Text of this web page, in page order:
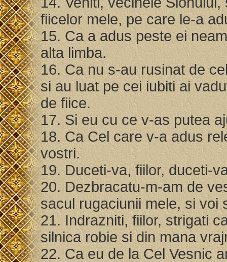
fiicelor mele, pe care le-a
15. Ca a adus peste ei
alta limba.
16. Ca nu s-au rusinat de
si au luat pe cei iubiti ai
de fiice.
17. Si eu cu ce v-as putea
18. Ca Cel care v-a adus
vostri.
19. Duceti-va, fiilor, duceti-
20. Dezbracatu-m-am de
sacul rugaciunii mele, si voi
21. Indrazniti, fiilor, strigati
silnica robie si din mana
22. Ca eu de la Cel Vesnic